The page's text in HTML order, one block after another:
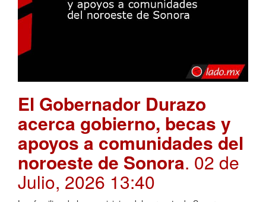
El Gobernador Durazo
acerca gobierno, becas y
apoyos a comunidades del
noroeste de Sonora. 02 de
Julio, 2026 13:40